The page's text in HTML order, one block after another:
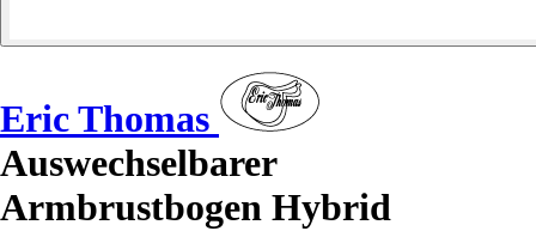
Eric Thomas
Auswechselbarer
Armbrustbogen Hybrid